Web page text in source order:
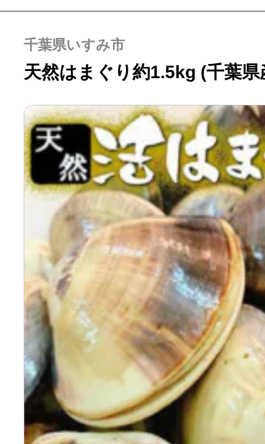
千葉県いすみ市
天然はまぐり約1.5kg (千葉県